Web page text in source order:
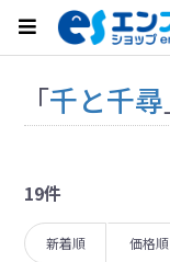
「千と千尋
19件
新着順 価格順